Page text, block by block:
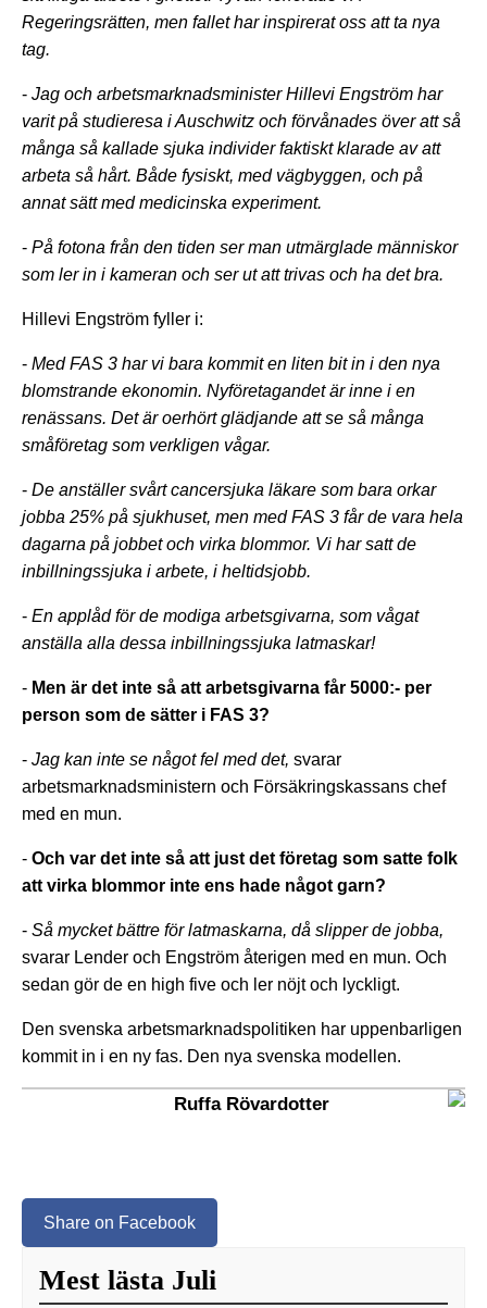
Regeringsrätten, men fallet har inspirerat oss att ta nya
tag.
- Jag och arbetsmarknadsminister Hillevi Engström har
varit på studieresa i Auschwitz och förvånades över att så
många så kallade sjuka individer faktiskt klarade av att
arbeta så hårt. Både fysiskt, med vägbyggen, och på
annat sätt med medicinska experiment.
- På fotona från den tiden ser man utmärglade människor
som ler in i kameran och ser ut att trivas och ha det bra.
Hillevi Engström fyller i:
- Med FAS 3 har vi bara kommit en liten bit in i den nya
blomstrande ekonomin. Nyföretagandet är inne i en
renässans. Det är oerhört glädjande att se så många
småföretag som verkligen vågar.
- De anställer svårt cancersjuka läkare som bara orkar
jobba 25% på sjukhuset, men med FAS 3 får de vara hela
dagarna på jobbet och virka blommor. Vi har satt de
inbillningssjuka i arbete, i heltidsjobb.
- En applåd för de modiga arbetsgivarna, som vågat
anställa alla dessa inbillningssjuka latmaskar!
- Men är det inte så att arbetsgivarna får 5000:- per
person som de sätter i FAS 3?
- Jag kan inte se något fel med det, svarar
arbetsmarknadsministern och Försäkringskassans chef
med en mun.
- Och var det inte så att just det företag som satte folk
att virka blommor inte ens hade något garn?
- Så mycket bättre för latmaskarna, då slipper de jobba,
svarar Lender och Engström återigen med en mun. Och
sedan gör de en high five och ler nöjt och lyckligt.
Den svenska arbetsmarknadspolitiken har uppenbarligen
kommit in i en ny fas. Den nya svenska modellen.
Ruffa Rövardotter
Share on Facebook
Mest lästa Juli